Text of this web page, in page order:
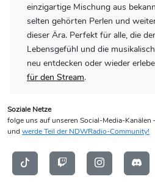
einzigartige Mischung aus
selten gehörten Perlen und
dieser Ära. Perfekt für alle, die
Lebensgefühl und die
neu entdecken oder wieder
für den Stream.
Soziale Netze
folge uns auf unseren Social-Media-Kanälen
und werde Teil der NDWRadio-Community!